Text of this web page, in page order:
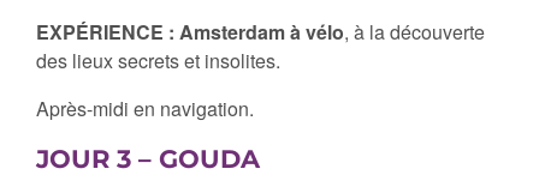
EXPÉRIENCE : Amsterdam à vélo, à la découverte
des lieux secrets et insolites.
Après-midi en navigation.
JOUR 3 – GOUDA